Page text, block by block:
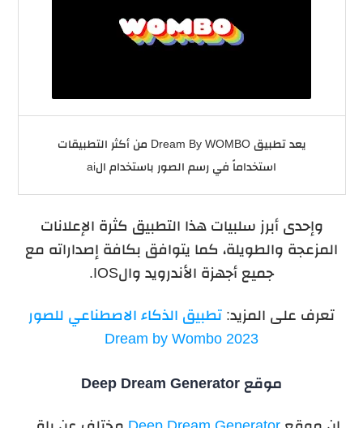
يعد تطبيق Dream By WOMBO من أكثر التطبيقات
استخداماً في رسم الصور باستخدام الai
وإحدى أبرز سلبيات هذا التطبيق كثرة الإعلانات
المزعجة والطويلة، كما يتوافق بكافة إصداراته مع
جميع أجهزة الأندرويد والIOS.
تعرف على المزيد: تطبيق الذكاء الاصطناعي للصور
Dream by Wombo 2023
موقع Deep Dream Generator